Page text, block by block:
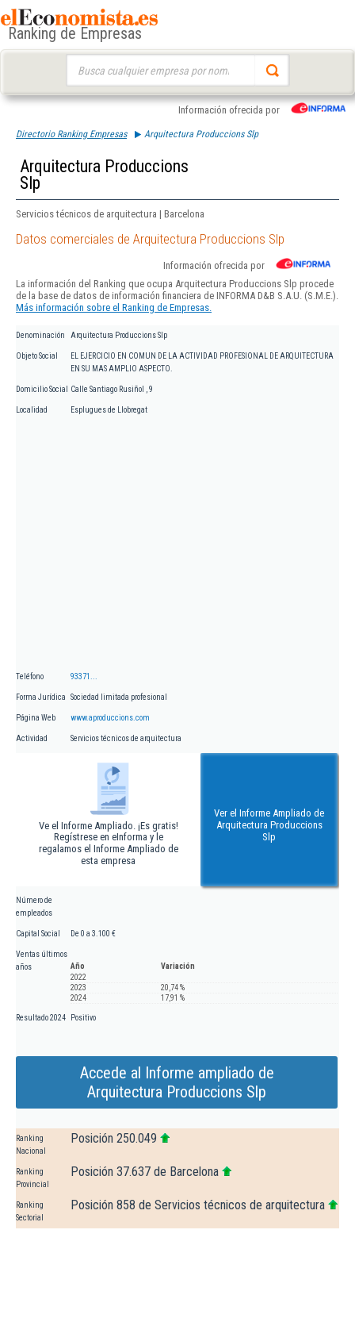
Ranking de Empresas
Información ofrecida por
Directorio Ranking Empresas Arquitectura Produccions Slp
Arquitectura Produccions
Slp
Servicios técnicos de arquitectura | Barcelona
Datos comerciales de Arquitectura Produccions Slp
Información ofrecida por
La información del Ranking que ocupa Arquitectura Produccions Slp procede
de la base de datos de información financiera de INFORMA D&B S.A.U. (S.M.E.).
Más información sobre el Ranking de Empresas.
Denominación Arquitectura Produccions Slp
Objeto Social
EL EJERCICIO EN COMUN DE LA ACTIVIDAD PROFESIONAL DE ARQUITECTURA
EN SU MAS AMPLIO ASPECTO.
Domicilio Social Calle Santiago Rusiñol , 9
Localidad Esplugues de Llobregat
Teléfono 93371...
Forma Jurídica Sociedad limitada profesional
Página Web www.aproduccions.com
Actividad Servicios técnicos de arquitectura
Ve el Informe Ampliado. ¡Es gratis!
Regístrese en eInforma y le
regalamos el Informe Ampliado de
esta empresa
Ver el Informe Ampliado de
Arquitectura Produccions
Slp
Número de
empleados
Capital Social De 0 a 3.100 €
Ventas últimos
años
Año
Variación
2022
2023
20,74 %
2024
17,91 %
Resultado 2024 Positivo
Accede al Informe ampliado de
Arquitectura Produccions Slp
Ranking
Nacional
Posición 250.049
Ranking
Provincial
Posición 37.637 de Barcelona
Ranking
Sectorial
Posición 858 de Servicios técnicos de arquitectura